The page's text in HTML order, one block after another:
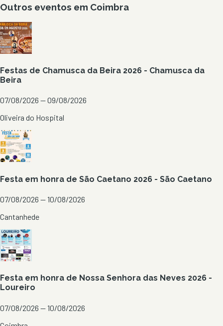
Outros eventos em Coimbra
Festas de Chamusca da Beira 2026 - Chamusca da
Beira
07/08/2026 — 09/08/2026
Oliveira do Hospital
Festa em honra de São Caetano 2026 - São Caetano
07/08/2026 — 10/08/2026
Cantanhede
Festa em honra de Nossa Senhora das Neves 2026 -
Loureiro
07/08/2026 — 10/08/2026